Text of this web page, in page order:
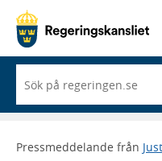
du
börjar
skriva
framträder
Pressmeddelande från